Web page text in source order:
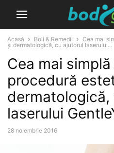
Acasă Boli & Remedii
Cea mai
și dermatologică, cu ajutorul laserului...
Cea mai
procedură
dermatologică,
laserului
28 noiembrie 2016